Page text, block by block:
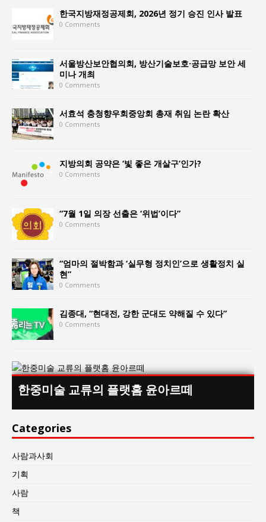
한국지방재정공제회, 2026년 정기 승진 인사 발표
0 Comments
서울방산보안협의회, 방산기술보호·공급망 보안 세
미나 개최
0 Comments
서효석 충청향우회중앙회 총재 취임 논란 확산
0 Comments
지방의회 공약은 ‘빛 좋은 개살구’인가?
0 Comments
“7월 1일 의장 선출은 ‘위법’이다”
0 Comments
“엄마의 절박함과 ‘실무형 정치인’으로 생활정치 실
현”
0 Comments
김종대, “현대전, 강한 군대도 약해질 수 있다”
0 Comments
한중미술 교류의 플랫홈 윤아르떼
Categories
사람과사회
기획
사람
책